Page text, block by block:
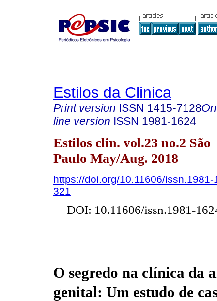
Estilos da Clinica
Print version ISSN 1415-7128
line version ISSN 1981-1624
Estilos clin. vol.23 no.2 São
Paulo May/Aug. 2018
https://doi.org/10.11606/
321
DOI: 10.11606/issn.1981-
O segredo na clínica da
genital: Um estudo de